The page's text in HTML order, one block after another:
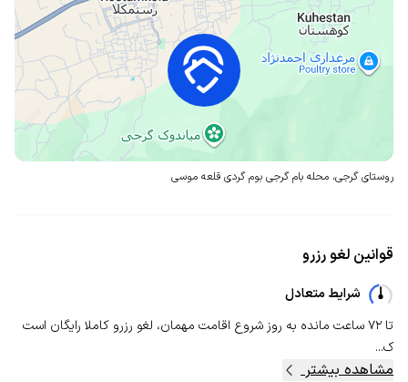
روستای گرجی، محله بام گرجی بوم گردی قلعه موسی
قوانین لغو رزرو
شرایط متعادل
تا ۷۲ ساعت مانده به روز شروع اقامت مهمان، لغو رزرو کاملا رایگان است
ک...
مشاهده بیشتر